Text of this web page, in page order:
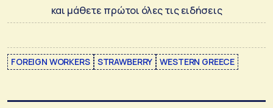
και μάθετε πρώτοι όλες τις ειδήσεις
FOREIGN WORKERS STRAWBERRY WESTERN GREECE